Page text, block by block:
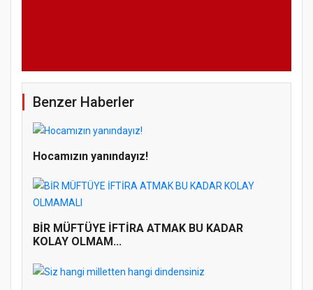
Benzer Haberler
Hocamızın yanındayız!
BİR MÜFTÜYE İFTİRA ATMAK BU KADAR
KOLAY OLMAM...